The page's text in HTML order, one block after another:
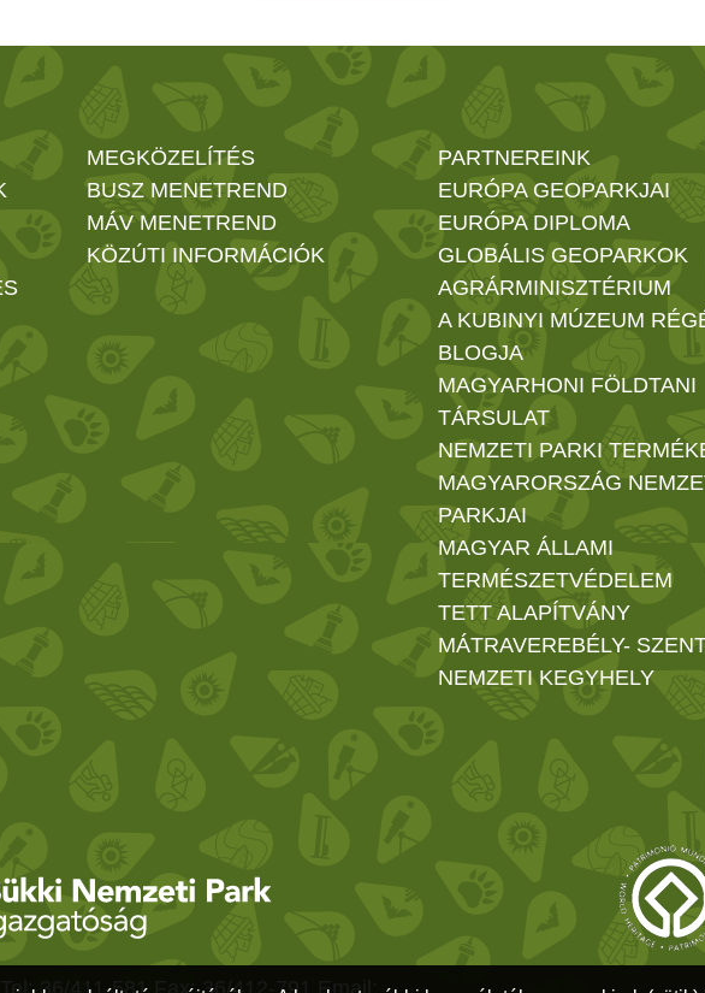
MEGKÖZELÍTÉS
BUSZ MENETREND
MÁV MENETREND
KÖZÚTI INFORMÁCIÓK
PARTNEREINK
EURÓPA GEOPARKJAI
EURÓPA DIPLOMA
GLOBÁLIS GEOPARKOK
AGRÁRMINISZTÉRIUM
A KUBINYI MÚZEUM
BLOGJA
MAGYARHONI FÖLDTANI
TÁRSULAT
NEMZETI PARKI
MAGYARORSZÁG
PARKJAI
MAGYAR ÁLLAMI
TERMÉSZETVÉDELEM
TETT ALAPÍTVÁNY
MÁTRAVEREBÉLY-
NEMZETI KEGYHELY
36/411-581 Fax: 36/412-791 Email: